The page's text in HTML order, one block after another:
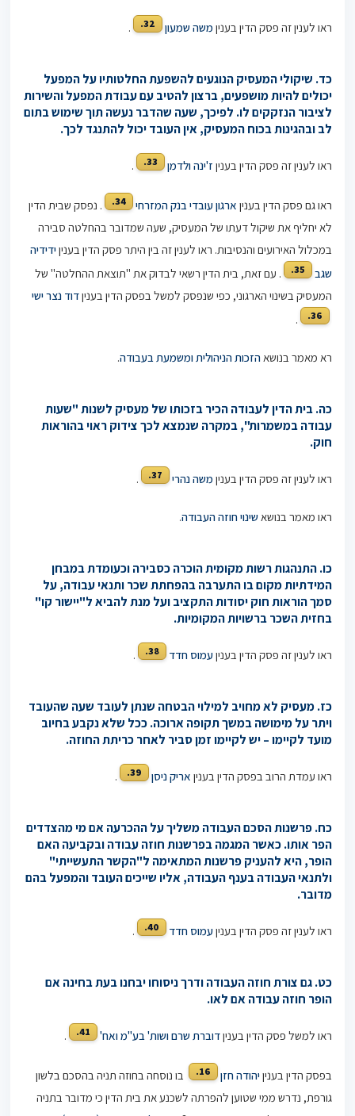
ראו לענין זה פסק הדין בענין משה שמעון 32.
.
כד. שיקולי המעסיק הנוגעים להשפעת החלטותיו על המפעל
יכולים להיות מושפעים, ברצון להטיב עם עבודת המפעל והשירות
לציבור הנזקקים לו. לפיכך, שעה שהדבר נעשה תוך שימוש בתום
לב ובהגינות בכוח המעסיק, אין העובד יכול להתנגד לכך.
ראו לענין זה פסק הדין בענין ז'ינה ולדמן 33.
.
ראו גם פסק הדין בענין ארגון עובדי בנק המזרחי 34.
. נפסק שבית הדין
לא יחליף את שיקול דעתו של המעסיק, שעה שמדובר בהחלטה סבירה
במכלול האירועים והנסיבות. ראו לענין זה בין היתר פסק הדין בעניןידידיה
שגב
35.
. עם זאת, בית הדין רשאי לבדוק את "תוצאת ההחלטה" של
המעסיק בשינוי הארגוני, כפי שנפסק למשל בפסק הדין בעניןדוד נצר ישי
36.
.
רא מאמר בנושאהזכות הניהולית ומשמעת בעבודה.
כה. בית הדין לעבודה הכיר בזכותו של מעסיק לשנות "שעות
עבודה במשמרות", במקרה שנמצא לכך צידוק ראוי בהוראות
חוק.
ראו לענין זה פסק הדין בענין משה נהרי 37.
.
ראו מאמר בנושאשינוי חוזה העבודה.
כו. התנהגות רשות מקומית הוכרה כסבירה וכעומדת במבחן
המידתיות מקום בו התערבה בהפחתת שכר ותנאי עבודה, על
סמך הוראות חוק יסודות התקציב ועל מנת להביא ל"יישור קו"
בחזית השכר ברשויות המקומיות.
ראו לענין זה פסק הדין בעניןעמוס חדד 38.
.
כז. מעסיק לא מחויב למילוי הבטחה שנתן לעובד שעה שהעובד
ויתר על מימושה במשך תקופה ארוכה. ככל שלא נקבע בחיוב
מועד לקיימו – יש לקיימו זמן סביר לאחר כריתת החוזה.
ראו עמדת הרוב בפסק הדין בענין אריק ניסן 39.
.
כח. פרשנות הסכם העבודה משליך על ההכרעה אם מי מהצדדים
הפר אותו. כאשר המגמה בפרשנות חוזה עבודה ובקביעה האם
הופר, היא להעניק פרשנות המתאימה ל"הקשר התעשייתי"
ולתנאי העבודה בענף העבודה, אליו שייכים העובד והמפעל בהם
מדובר.
ראו לענין זה פסק הדין בעניןעמוס חדד 40.
.
כט. גם צורת חוזה העבודה ודרך ניסוחו יבחנו בעת בחינה אם
הופר חוזה עבודה אם לאו.
ראו למשל פסק הדין בעניןדוברת שרם ושות' בע"מ ואח' 41.
.
בפסק הדין בעניןיהודה חזן 16.
בו נוסחה בחוזה תניה בהסכם בלשון
גורפת, נדרש ממי שטוען להפרתה לשכנע את בית הדין כי מדובר בתניה